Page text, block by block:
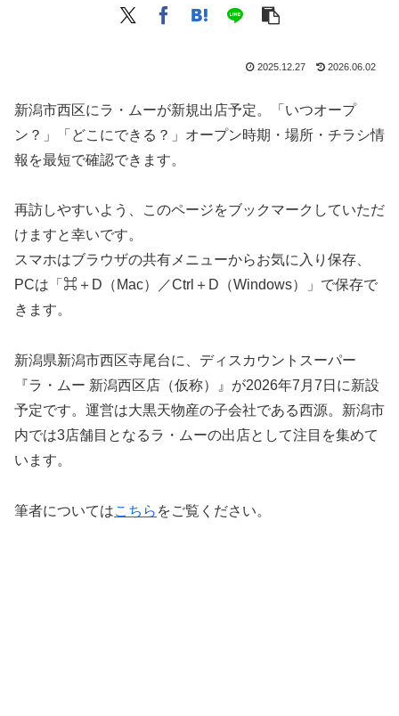
2025.12.27 2026.06.02
新潟市西区にラ・ムーが新規出店予定。「いつオープ
ン？」「どこにできる？」オープン時期・場所・チラシ情
報を最短で確認できます。
再訪しやすいよう、このページをブックマークしていただ
けますと幸いです。
スマホはブラウザの共有メニューからお気に入り保存、
PCは「⌘＋D（Mac）／Ctrl＋D（Windows）」で保存で
きます。
新潟県新潟市西区寺尾台に、ディスカウントスーパー
『ラ・ムー 新潟西区店（仮称）』が2026年7月7日に新設
予定です。運営は大黒天物産の子会社である西源。新潟市
内では3店舗目となるラ・ムーの出店として注目を集めて
います。
筆者についてはこちら をご覧ください。